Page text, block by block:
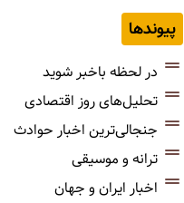
پیوندها
در لحظه باخبر شوید
تحلیل‌های روز اقتصادی
جنجالی‌ترین اخبار حوادث
ترانه و موسیقی
اخبار ایران و جهان